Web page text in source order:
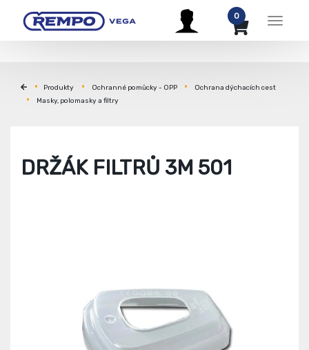
Menu
0
Produkty Ochranné pomůcky - OPP
Ochrana dýchacích cest
Masky, polomasky a filtry
DRŽÁK FILTRŮ 3M 501